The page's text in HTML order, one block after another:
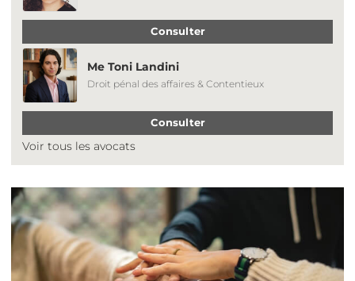
Consulter
Me Toni Landini
Droit pénal des affaires & Contentieux
Consulter
Voir tous les avocats